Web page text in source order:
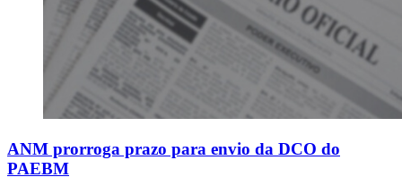
ANM prorroga prazo para envio da DCO do
PAEBM